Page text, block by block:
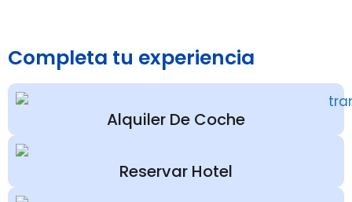
Completa tu experiencia
Alquiler De Coche
Reservar Hotel